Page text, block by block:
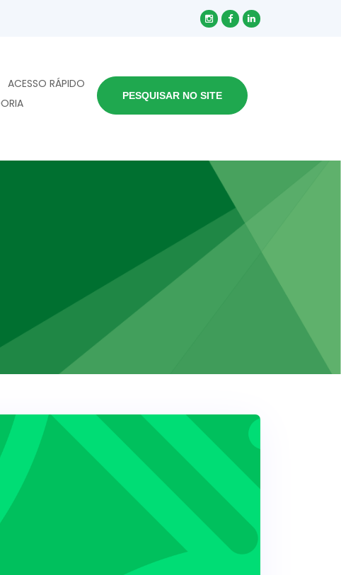
ACESSO RÁPIDO
PESQUISAR NO SITE